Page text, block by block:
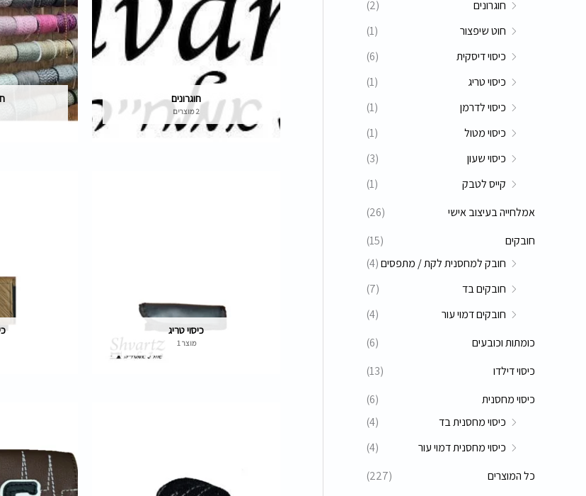
ו
ר
:
חוגרונים
(2)
חוט שיפצור
(1)
כיסוי דיסקית
(6)
כיסוי טריג
(1)
כיסוי לדרמן
(1)
כיסוי מטול
(1)
כיסוי שעון
(3)
קייס לטבק
(1)
אמלחייה בעיצוב אישי
(26)
חובקים
(15)
חובק למחסנית לקת / מתפסים(4)
חובקים בד
(7)
חובקים דמוי עור
(4)
כומתות וכובעים
(6)
כיסוי דילדו
(13)
כיסוי מחסנית
(6)
כיסוי מחסנית בד
(4)
כיסוי מחסנית דמוי עור
(4)
כל המוצרים
(227)
חוגרונים
2 מוצרים
כיסוי טריג
מוצר 1